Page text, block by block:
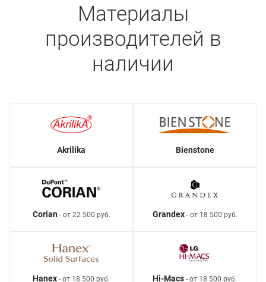
Материалы
производителей в
наличии
Akrilika Bienstone
Corian- от 22 500 руб. Grandex- от 18 500 руб.
Hanex - от 18 500 руб. Hi-Macs - от 18 500 руб.